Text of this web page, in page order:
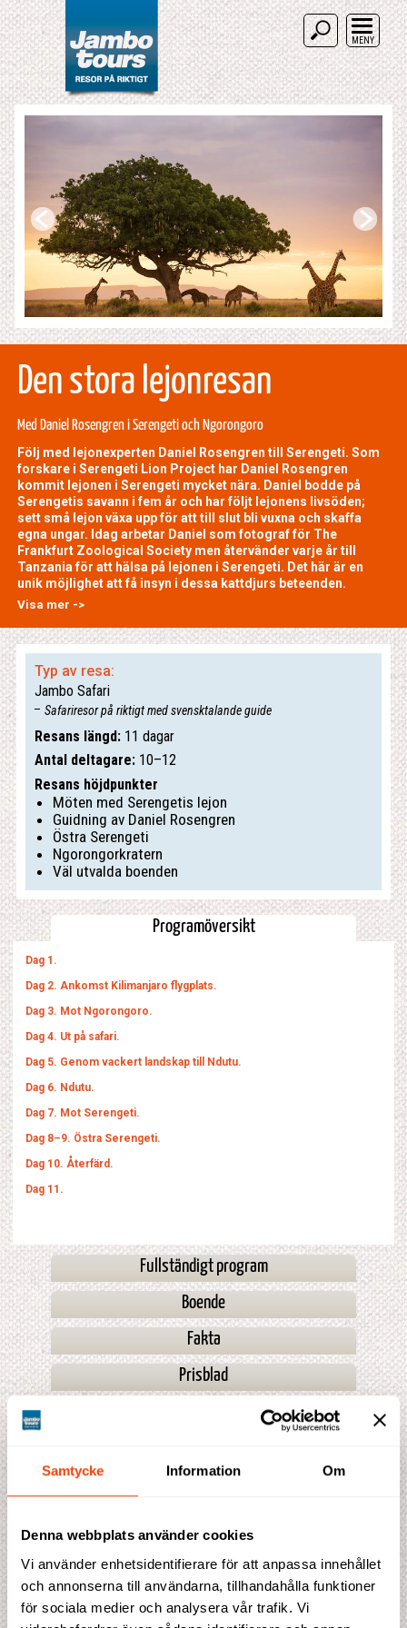
Samtycke Information Om
Denna webbplats använder cookies
Vi använder enhetsidentifierare för att anpassa innehållet
och annonserna till användarna, tillhandahålla funktioner
för sociala medier och analysera vår trafik. Vi
MENY
Den stora lejonresan
Med Daniel Rosengren i Serengeti och Ngorongoro
Följ med lejonexperten Daniel Rosengren till Serengeti. Som
forskare i Serengeti Lion Project har Daniel Rosengren
kommit lejonen i Serengeti mycket nära. Daniel bodde på
Serengetis savann i fem år och har följt lejonens livsöden;
sett små lejon växa upp för att till slut bli vuxna och skaffa
egna ungar. Idag arbetar Daniel som fotograf för The
Frankfurt Zoological Society men återvänder varje år till
Tanzania för att hälsa på lejonen i Serengeti. Det här är en
unik möjlighet att få insyn i dessa kattdjurs beteenden.
Visa mer ->
Typ av resa:
Jambo Safari
Safariresor på riktigt med svensktalande guide
Resans längd: 11 dagar
Antal deltagare: 10–12
Resans höjdpunkter
Möten med Serengetis lejon
Guidning av Daniel Rosengren
Östra Serengeti
Ngorongorkratern
Väl utvalda boenden
Programöversikt
Dag 1.
Dag 2. Ankomst Kilimanjaro flygplats.
Dag 3. Mot Ngorongoro.
Dag 4. Ut på safari.
Dag 5. Genom vackert landskap till Ndutu.
Dag 6. Ndutu.
Dag 7. Mot Serengeti.
Dag 8–9. Östra Serengeti.
Dag 10. Återfärd.
Dag 11.
Fullständigt program
Boende
Fakta
Prisblad
Avresor 2027
02 mar
* Få platser kvar
Boka din resa